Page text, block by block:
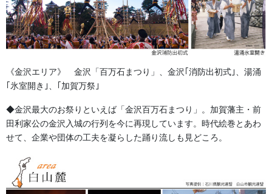
076-237-8888
営業時間 10:00-18:00 〒920-0061金沢市問屋町2丁目85
(FAX076-237-7150)
人形の森佐は12月〜4月末まで土曜、日曜も営業。
お問い合わせ
祭り前掛け・けんたい・胸当て
《金沢エリア》 金沢「百万石まつり」、金沢｢消防出初式｣、湯涌
｢氷室開き｣、｢加賀万祭｣
◆金沢最大のお祭りといえば「金沢百万石まつり」。加賀藩主・前
田利家公の金沢入城の行列を今に再現しています。時代絵巻とあわ
せて、企業や団体の工夫を凝らした踊り流しも見どころ。